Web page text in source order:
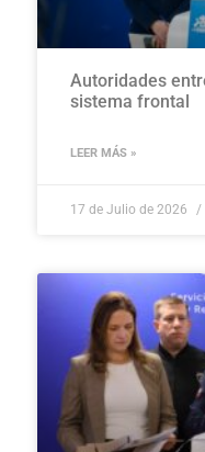
Autoridades
sistema frontal
LEER MÁS »
17 de Julio de 2026